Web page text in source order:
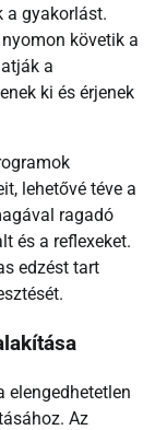
a gyakorlást.
követik a
a
ki és érjenek
lehetővé téve a
ragadó
és a reflexeket.
edzést tart
elengedhetetlen
Az